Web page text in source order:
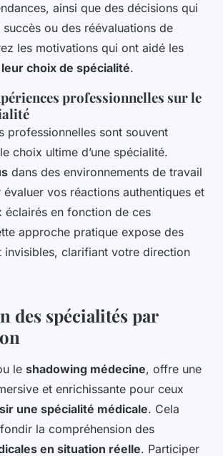
ainsi que des décisions qui
ou des réévaluations de
les motivations qui ont aidé les
leur choix de spécialité.
professionnelles sur le
professionnelles sont souvent
choix ultime d’une spécialité.
dans des environnements de travail
vos réactions authentiques et
éclairés en fonction de ces
approche pratique expose des
invisibles, clarifiant votre direction
des spécialités par
le shadowing médecine, offre une
et enrichissante pour ceux
une spécialité médicale. Cela
la compréhension des
en situation réelle. Participer